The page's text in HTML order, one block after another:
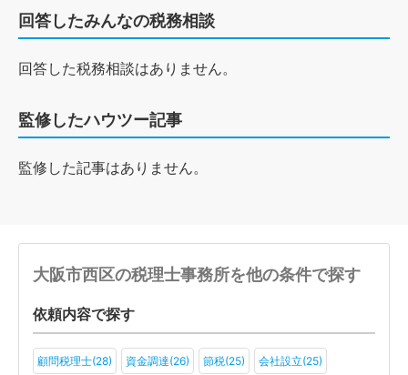
回答したみんなの税務相談
回答した税務相談はありません。
監修したハウツー記事
監修した記事はありません。
大阪市西区の税理士事務所を他の条件で探す
依頼内容で探す
顧問税理士(28) 資金調達(26) 節税(25) 会社設立(25)